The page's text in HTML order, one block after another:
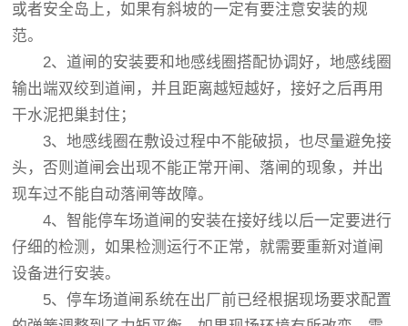
或者安全岛上，如果有斜坡的一定有要注意安装的规
范。
2、道闸的安装要和地感线圈搭配协调好，地感线圈
输出端双绞到道闸，并且距离越短越好，接好之后再用
干水泥把巢封住；
3、地感线圈在敷设过程中不能破损，也尽量避免接
头，否则道闸会出现不能正常开闸、落闸的现象，并出
现车过不能自动落闸等故障。
4、智能停车场道闸的安装在接好线以后一定要进行
仔细的检测，如果检测运行不正常，就需要重新对道闸
设备进行安装。
5、停车场道闸系统在出厂前已经根据现场要求配置